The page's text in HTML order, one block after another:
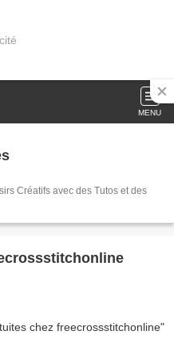
MENU
Créatifs avec des Tutos et des